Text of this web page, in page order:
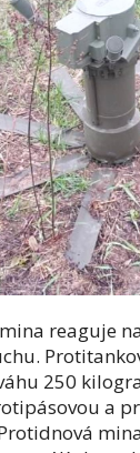
reaguje
250
a